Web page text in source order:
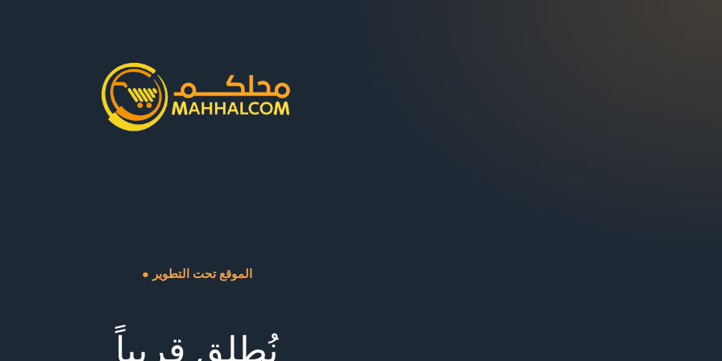
● الموقع تحت التطوير
نُطلق قريباً